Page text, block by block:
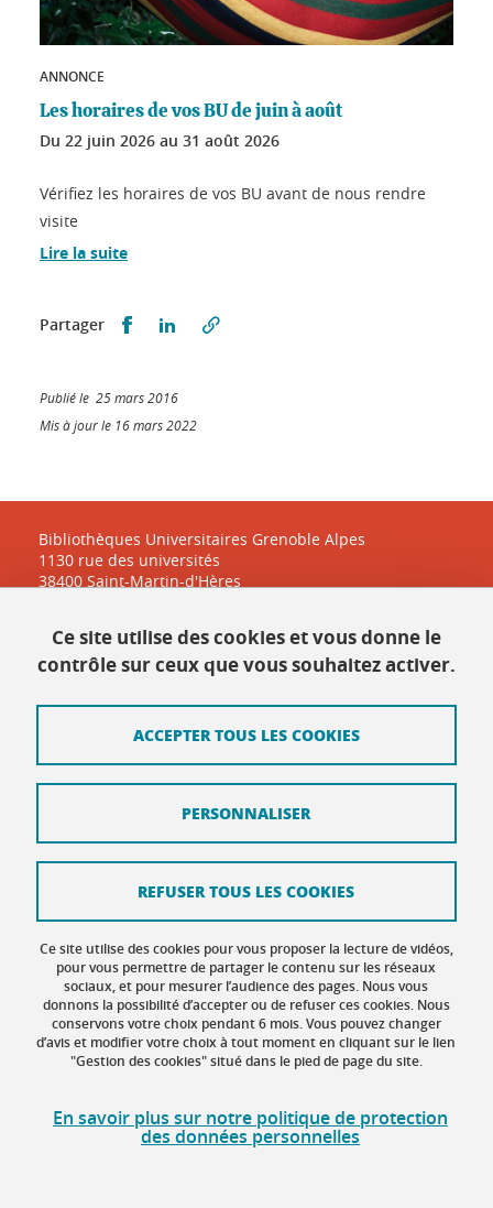
ANNONCE
Les horaires de vos BU de juin à août
Du 22 juin 2026 au 31 août 2026
Vérifiez les horaires de vos BU avant de nous rendre
visite
Lire la suite
Partager Partager sur Facebook
Partager sur LinkedIn
Publié le 25 mars 2016
Mis à jour le 16 mars 2022
Bibliothèques Universitaires Grenoble Alpes
1130 rue des universités
38400 Saint-Martin-d'Hères
Contact
Plan du site
Mentions légales
Données personnelles
Intranet DGD BAPSO - réseau doc
Gestion des cookies
Accessibilité : non conforme
Ce site utilise des cookies et vous donne le
contrôle sur ceux que vous souhaitez activer.
Ce site utilise des cookies pour vous proposer la lecture de vidéos,
pour vous permettre de partager le contenu sur les réseaux
sociaux, et pour mesurer l’audience des pages. Nous vous
donnons la possibilité d’accepter ou de refuser ces cookies. Nous
conservons votre choix pendant 6 mois. Vous pouvez changer
d’avis et modifier votre choix à tout moment en cliquant sur le lien
"Gestion des cookies" situé dans le pied de page du site.
En savoir plus sur notre politique de protection
des données personnelles
ACCEPTER TOUS LES COOKIES
REFUSER TOUS LES COOKIES
PERSONNALISER